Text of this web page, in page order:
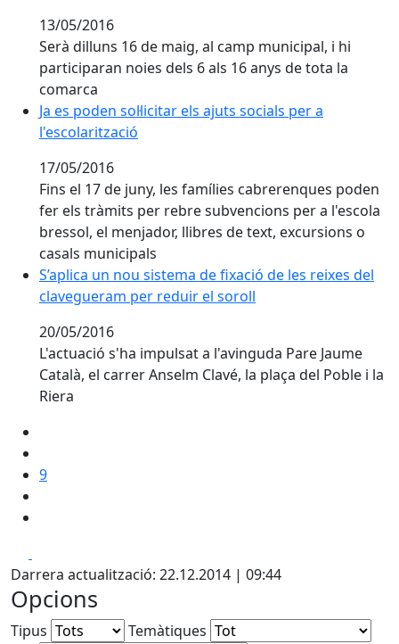
13/05/2016
Serà dilluns 16 de maig, al camp municipal, i hi
participaran noies dels 6 als 16 anys de tota la
comarca
Ja es poden sol·licitar els ajuts socials per a
Ja es poden sol·licitar els ajuts socials per a
l'escolarització
17/05/2016
Fins el 17 de juny, les famílies cabrerenques poden
fer els tràmits per rebre subvencions per a l'escola
bressol, el menjador, llibres de text, excursions o
casals municipals
S’aplica un nou sistema de fixació de les reixes del
S’aplica un nou sistema de fixació de les reixes del
clavegueram per reduir el soroll
20/05/2016
L'actuació s'ha impulsat a l'avinguda Pare Jaume
Català, el carrer Anselm Clavé, la plaça del Poble i la
Riera
9
Darrera actualització: 22.12.2014 | 09:44
Opcions
Tipus
Temàtiques